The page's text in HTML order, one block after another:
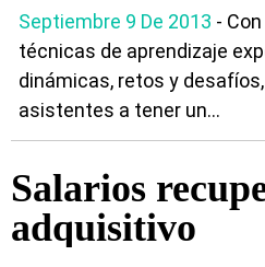
Septiembre 9 De 2013 -
técnicas de aprendizaje
dinámicas, retos y
asistentes a tener un...
Salarios
adquisitivo